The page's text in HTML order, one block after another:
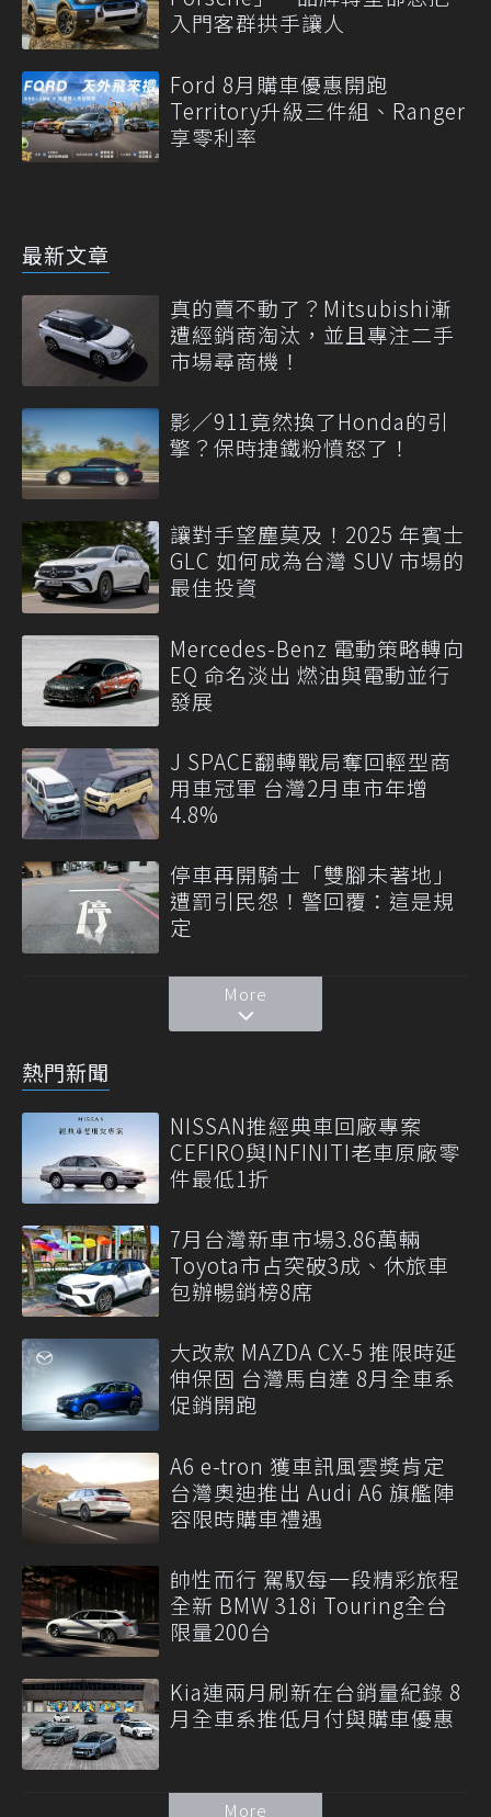
入門客群拱手讓人
Ford 8月購車優惠開跑
Territory升級三件組、Ranger
享零利率
最新文章
真的賣不動了？Mitsubishi漸
遭經銷商淘汰，並且專注二手
市場尋商機！
影／911竟然換了Honda的引
擎？保時捷鐵粉憤怒了！
讓對手望塵莫及！2025 年賓士
GLC 如何成為台灣 SUV 市場的
最佳投資
Mercedes-Benz 電動策略轉向
EQ 命名淡出 燃油與電動並行
發展
J SPACE翻轉戰局奪回輕型商
用車冠軍 台灣2月車市年增
4.8%
停車再開騎士「雙腳未著地」
遭罰引民怨！警回覆：這是規
定
More
熱門新聞
NISSAN推經典車回廠專案
CEFIRO與INFINITI老車原廠零
件最低1折
7月台灣新車市場3.86萬輛
Toyota市占突破3成、休旅車
包辦暢銷榜8席
大改款 MAZDA CX-5 推限時延
伸保固 台灣馬自達 8月全車系
促銷開跑
A6 e-tron 獲車訊風雲獎肯定
台灣奧迪推出 Audi A6 旗艦陣
容限時購車禮遇
帥性而行 駕馭每一段精彩旅程
全新 BMW 318i Touring全台
限量200台
Kia連兩月刷新在台銷量紀錄 8
月全車系推低月付與購車優惠
More